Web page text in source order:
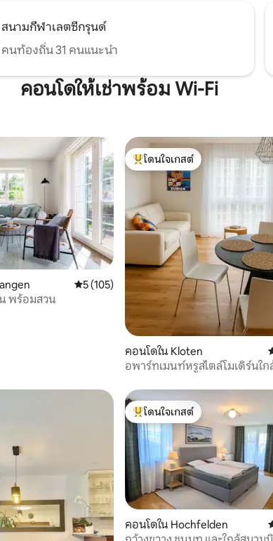
สนามกีฬาเลตซีกรุนด์
คนท้องถิ่น 31 คนแนะนำ
คอนโดให้เช่าพร้อม Wi-Fi
คะแนนเฉลี่ย 5 จาก 5, 105 รีวิว
5 (105)
พร้อมสวน
โดนใจเกสต์ที่สุด
โดนใจเกสต์
คอนโดใน Kloten
อพาร์ทเมนท์หรูสไตล์โมเดิร์นใ
โดนใจเกสต์ที่สุด
โดนใจเกสต์
คอนโดใน Hochfelden